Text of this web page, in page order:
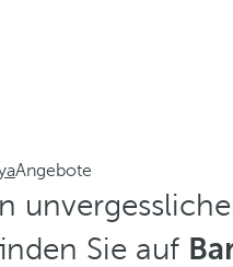
Angebote
Sie auf